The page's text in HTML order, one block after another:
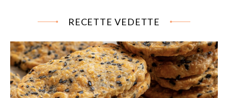
RECETTE VEDETTE